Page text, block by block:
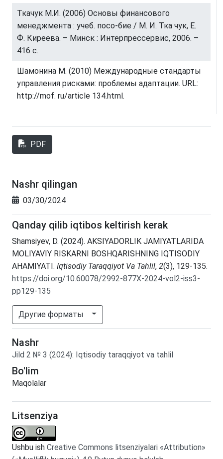
Ткачук М.И. (2006) Основы финансового
менеджмента : учеб. посо-бие / М. И. Тка чук, Е.
Ф. Киреева. – Минск : Интерпрессервис, 2006. –
416 с.
Шамонина М. (2010) Международные стандарты
управления рисками: проблемы адаптации. URL:
http://mof. ru/article 134.html.
PDF
Nashr qilingan
03/30/2024
Qanday qilib iqtibos keltirish kerak
Shamsiyev, D. (2024). АKSIYADORLIK JAMIYATLARIDA
MOLIYAVIY RISKARNI BOSHQARISHNING IQTISODIY
AHAMIYATI. Iqtisodiy Taraqqiyot Va Tahlil, 2(3), 129-135.
https://doi.org/10.60078/2992-877X-2024-vol2-iss3-
pp129-135
Другие форматы
Nashr
Jild 2 № 3 (2024): Iqtisodiy taraqqiyot va tahlil
Bo'lim
Maqolalar
Litsenziya
Ushbu ish Creative Commons litsenziyalari «Attribution»